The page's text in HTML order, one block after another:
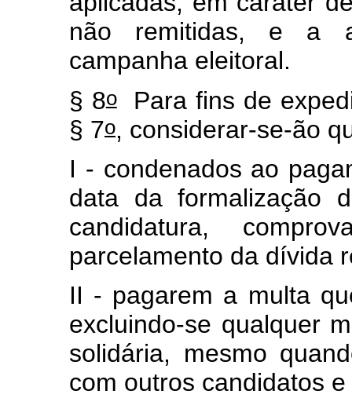
não remitidas, e a
campanha eleitoral.
§ 8oPara fins de
§ 7o, considerar-se-ão
I - condenados ao
data da formalização
candidatura,
parcelamento da dívida
II - pagarem a multa
excluindo-se qualquer
solidária, mesmo
com outros candidatos